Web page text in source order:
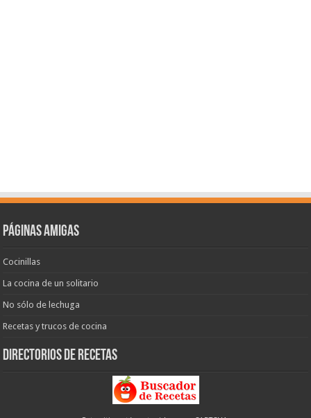
Páginas amigas
Cocinillas
La cocina de un solitario
No sólo de lechuga
Recetas y trucos de cocina
Directorios de recetas